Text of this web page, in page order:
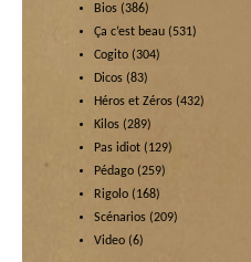
Bios (386)
Ça c’est beau (531)
Cogito (304)
Dicos (83)
Héros et Zéros (432)
Kilos (289)
Pas idiot (129)
Pédago (259)
Rigolo (168)
Scénarios (209)
Video (6)